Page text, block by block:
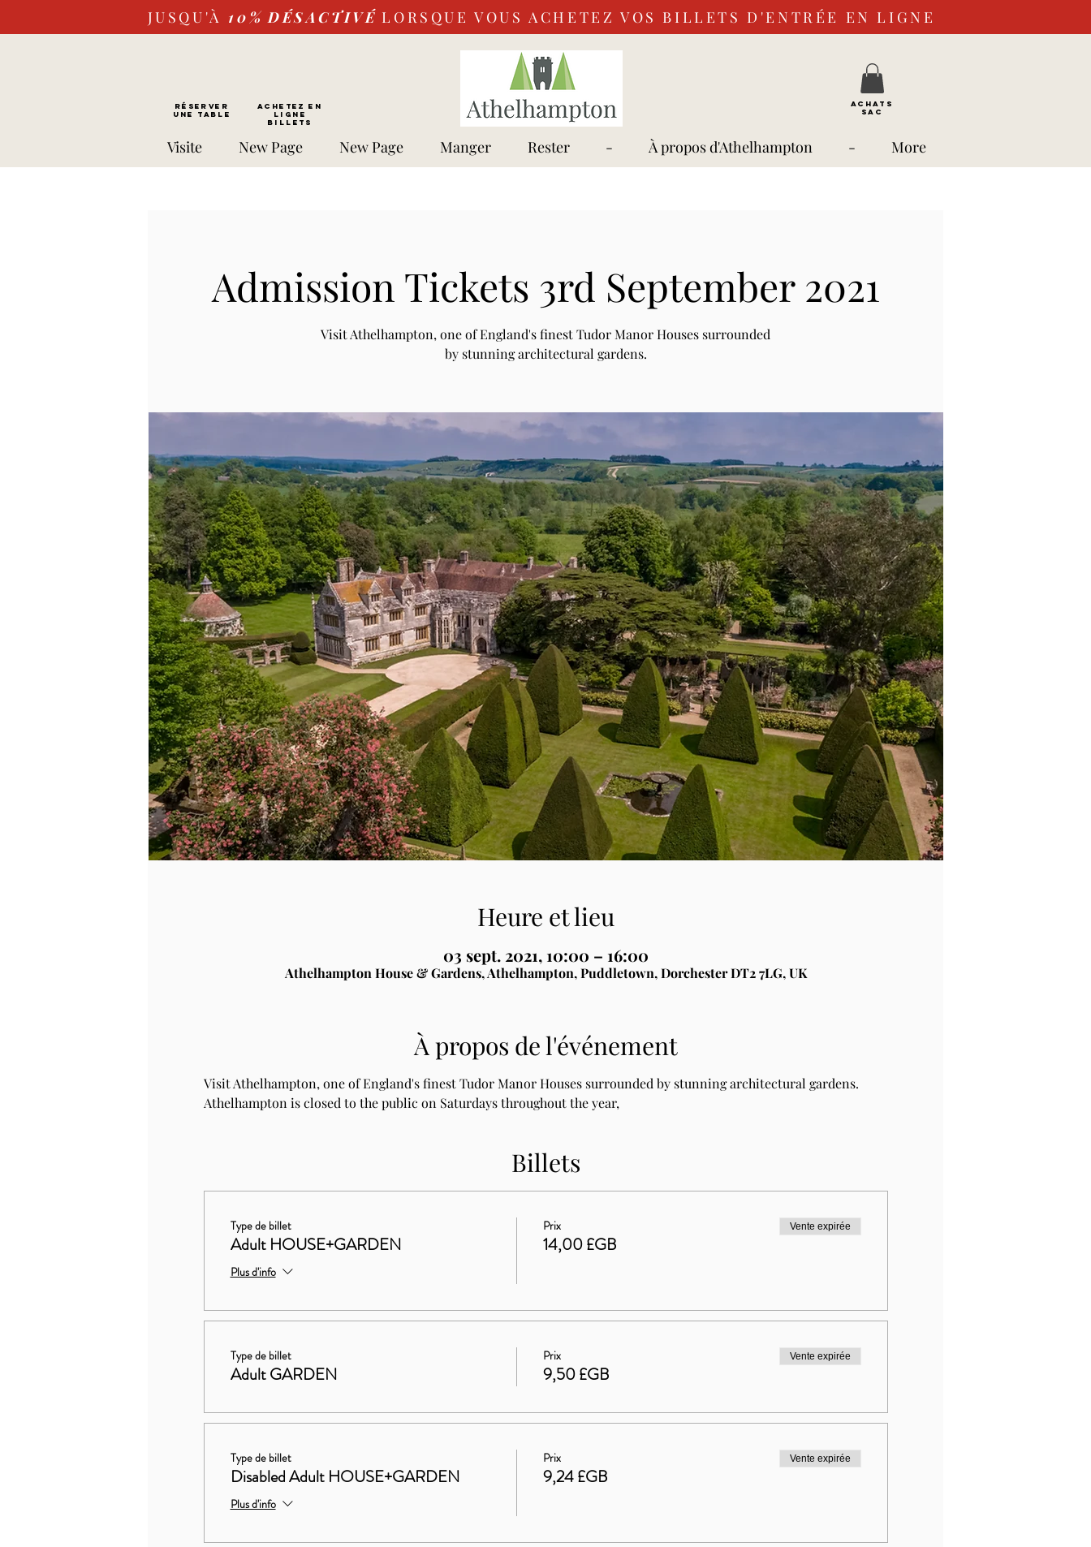
JUSQU'À 10% DÉSACTIVÉ LORSQUE VOUS ACHETEZ VOS BILLETS D'ENTRÉE EN LIGNE
RÉSERVER
UNE TABLE
Achetez EN
LIGNE
Billets
ACHATS
SAC
Visite New Page New Page Manger Rester - À propos d'Athelhampton - More
Admission Tickets 3rd September 2021
Visit Athelhampton, one of England's finest Tudor Manor Houses surrounded
by stunning architectural gardens.
Heure et lieu
03 sept. 2021, 10:00 – 16:00
Athelhampton House & Gardens, Athelhampton, Puddletown, Dorchester DT2 7LG, UK
À propos de l'événement
Visit Athelhampton, one of England's finest Tudor Manor Houses surrounded by stunning architectural gardens.
Athelhampton is closed to the public on Saturdays throughout the year,
Billets
Type de billet
Adult HOUSE+GARDEN
Plus d'info
Prix
14,00 £GB
Vente expirée
Type de billet
Adult GARDEN
Prix
9,50 £GB
Vente expirée
Type de billet
Disabled Adult HOUSE+GARDEN
Plus d'info
Prix
9,24 £GB
Vente expirée